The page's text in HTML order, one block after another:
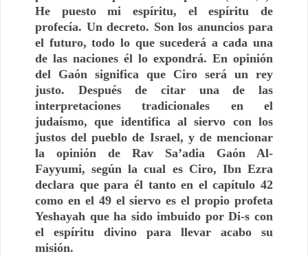
He puesto mi espíritu, el espíritu de
profecía. Un decreto. Son los anuncios para
el futuro, todo lo que sucederá a cada una
de las naciones él lo expondrá. En opinión
del Gaón significa que Ciro será un rey
justo. Después de citar una de las
interpretaciones tradicionales en el
judaísmo, que identifica al siervo con los
justos del pueblo de Israel, y de mencionar
la opinión de Rav Sa’adia Gaón Al-
Fayyumi, según la cual es Ciro, Ibn Ezra
declara que para él tanto en el capítulo 42
como en el 49 el siervo es el propio profeta
Yeshayah que ha sido imbuido por Di-s con
el espíritu divino para llevar acabo su
misión.